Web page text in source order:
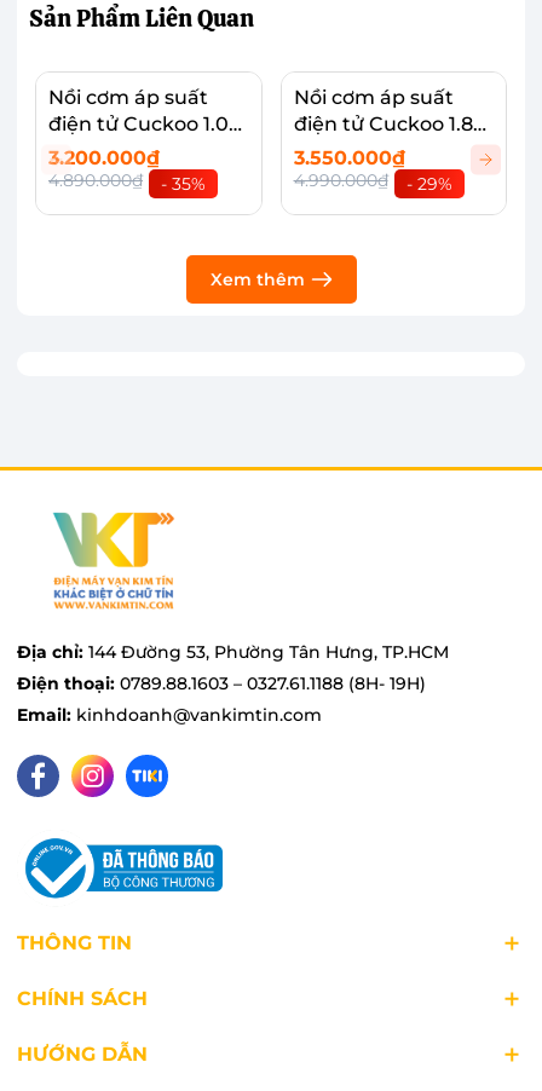
ngon
suất nấu mạnh tới 360W và công nghệ 3D giúp
nhiệt tỏa đều khắp bên trong nên hạt gạo được
chín đều, mềm và giữ lại dưỡng chất vốn có
hiệu quả.
Sản PhẩmLiên Quan
Nồi cơm áp suất
điện tử Cuckoo 1.08
lít CRP-R0600F
3.200.000₫
4.890.000₫ - 35%
Nồi cơm áp suất
điện tử Cuckoo 1.8
lít CRP-PK1000S
3.550.000₫
4.990.000₫ - 29%
Xem thêm
Địa chỉ: 144 Đường 53, Phường Tân Hưng, TP.HCM
Điện thoại: 0789.88.1603 – 0327.61.1188 (8H- 19H)
Email: kinhdoanh@vankimtin.com
THÔNG TIN
CHÍNH SÁCH
HƯỚNG DẪN